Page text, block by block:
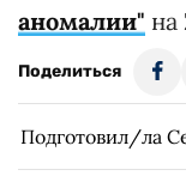
аномалии" на
Поделиться
Подготовил/ла